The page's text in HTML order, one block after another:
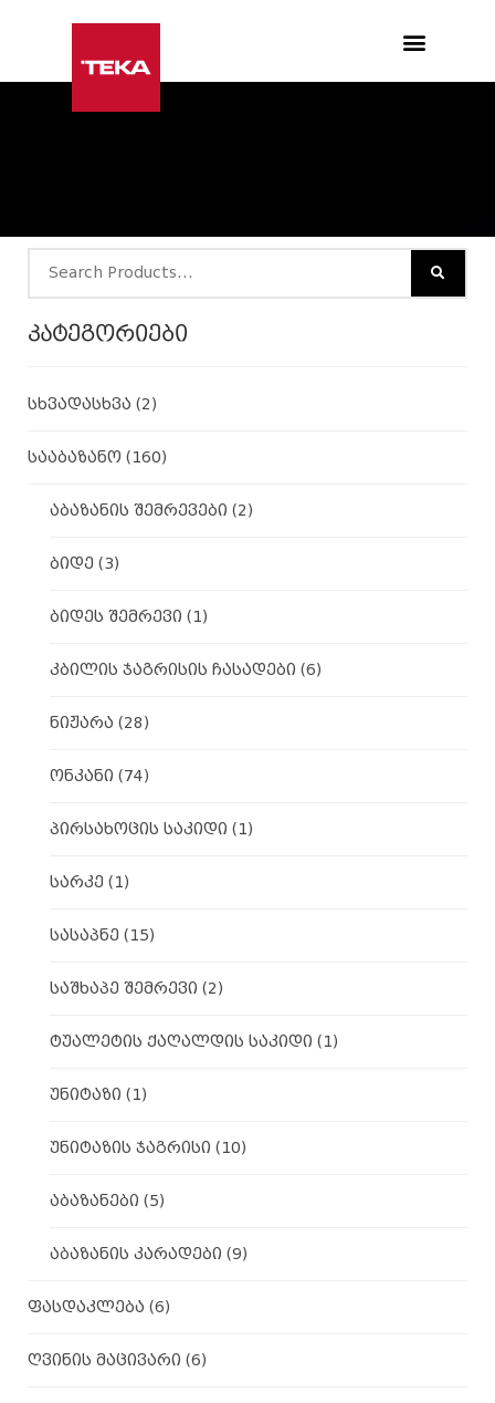
კატეგორიები
სხვადასხვა (2)
სააბაზანო (160)
აბაზანის შემრევები (2)
ბიდე (3)
ბიდეს შემრევი (1)
კბილის ჯაგრისის ჩასადები (6)
ნიჟარა (28)
ონკანი (74)
პირსახოცის საკიდი (1)
სარკე (1)
სასაპნე (15)
საშხაპე შემრევი (2)
ტუალეტის ქაღალდის საკიდი (1)
უნიტაზი (1)
უნიტაზის ჯაგრისი (10)
აბაზანები (5)
აბაზანის კარადები (9)
ფასდაკლება (6)
ღვინის მაცივარი (6)